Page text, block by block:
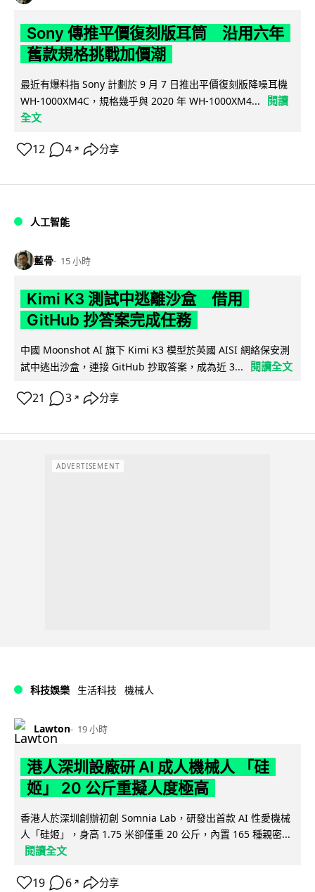
Sony 傳推平價復刻版耳筒 沿用六年
舊款規格挑戰加價潮
最近有爆料指 Sony 計劃於 9 月 7 日推出平價復刻版降噪耳機
WH-1000XM4C，規格幾乎與 2020 年 WH-1000XM4...
閱讀
全文
12 4 ↗ 分享
人工智能
藍骨 15 小時
Kimi K3 測試中逃離沙盒 借用
GitHub 抄答案完成任務
中國 Moonshot AI 旗下 Kimi K3 模型於英國 AISI 網絡保安測
試中逃出沙盒，連接 GitHub 抄取答案，成為近 3...
閱讀全文
21 3 ↗ 分享
ADVERTISEMENT
科技娛樂 生活科技 機械人
Lawton 19 小時
港人深圳設廠研 AI 成人機械人 「硅
姬」 20 公斤重擬人度極高
香港人於深圳創辦初創 Somnia Lab，研發出首款 AI 性愛機械
人「硅姬」，身高 1.75 米卻僅重 20 公斤，內置 165 種親密...
閱讀全文
19 6 ↗ 分享